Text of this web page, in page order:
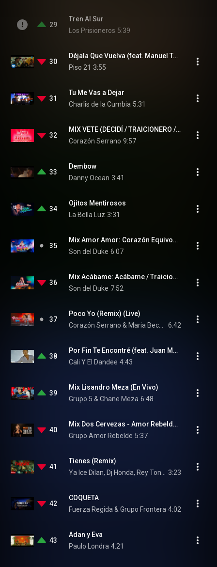
29
Tren Al Sur
Los Prisioneros 5:39
30
Déjala Que Vuelva (feat. Manuel Turizo)
Piso 21 3:55
31
Tu Me Vas a Dejar
Charlis de la Cumbia 5:31
32
MIX VETE (DECIDÍ / TRAICIONERO / VETE)
Corazón Serrano 9:57
33
Dembow
Danny Ocean 3:41
34
Ojitos Mentirosos
La Bella Luz 3:31
35
Mix Amor Amor: Corazón Equivocado / Dios Mío, Porque - En Vivo
Son del Duke 6:07
36
Mix Acábame: Acábame / Traicionero (En Vivo)
Son del Duke 7:52
37
Poco Yo (Remix) (Live)
6:42
38
Por Fin Te Encontré (feat. Juan Magán & Sebastián Yatra)
Cali Y El Dandee 4:43
39
Mix Lisandro Meza (En Vivo)
Grupo 5 & Chane Meza 6:48
40
Mix Dos Cervezas - Amor Rebelde en VIVO
Grupo Amor Rebelde 5:37
41
Tienes (Remix)
3:23
42
COQUETA
Fuerza Regida & Grupo Frontera 4:02
43
Adan y Eva
Paulo Londra 4:21